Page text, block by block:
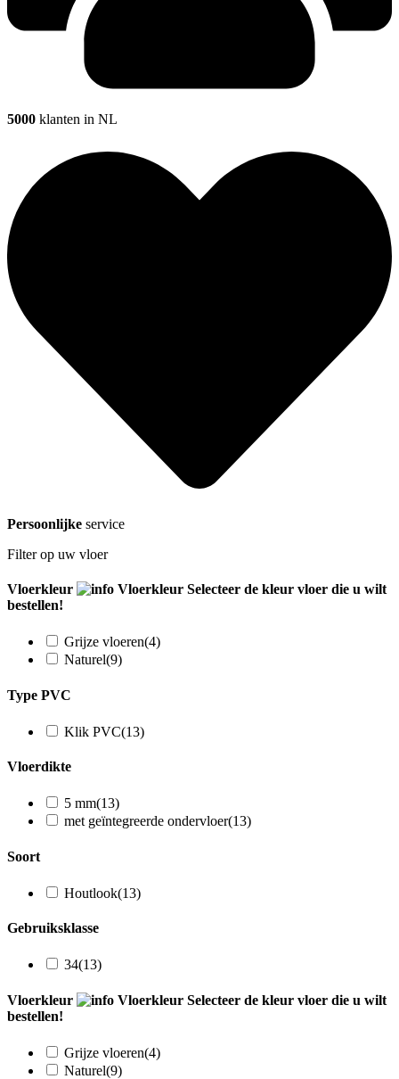
5000 klanten in NL
Persoonlijke service
Filter op uw vloer
Vloerkleur Vloerkleur Selecteer de kleur vloer die u wilt
bestellen!
Grijze vloeren(4)
Naturel(9)
Type PVC
Klik PVC(13)
Vloerdikte
5 mm(13)
met geïntegreerde ondervloer(13)
Soort
Houtlook(13)
Gebruiksklasse
34(13)
Vloerkleur Vloerkleur Selecteer de kleur vloer die u wilt
bestellen!
Grijze vloeren(4)
Naturel(9)